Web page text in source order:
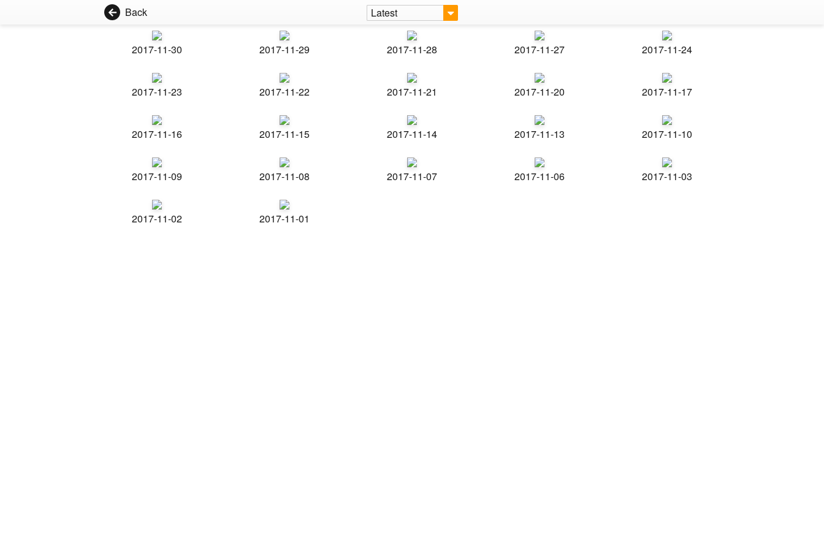
Back Latest
2017-11-30 2017-11-29 2017-11-28 2017-11-27 2017-11-24
2017-11-23 2017-11-22 2017-11-21 2017-11-20 2017-11-17
2017-11-16 2017-11-15 2017-11-14 2017-11-13 2017-11-10
2017-11-09 2017-11-08 2017-11-07 2017-11-06 2017-11-03
2017-11-02 2017-11-01